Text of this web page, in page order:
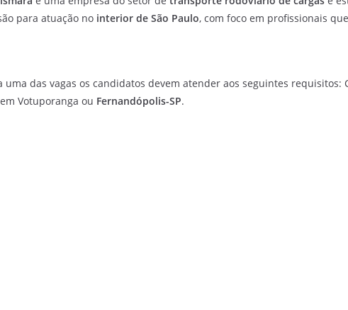
para atuação no interior de São Paulo, com foco em profissionais
uma das vagas os candidatos devem atender aos seguintes
Votuporanga ou Fernandópolis-SP.